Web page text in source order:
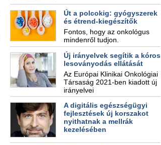
Út a polcokig: gyógyszerek
és étrend-kiegészítők
Fontos, hogy az onkológus
mindenről tudjon.
Új irányelvek segítik a kóros
lesoványodás ellátását
Az Európai Klinikai Onkológiai
Társaság 2021-ben kiadott új
irányelvei
A digitális egészségügyi
fejlesztések új korszakot
nyithatnak a mellrák
kezelésében